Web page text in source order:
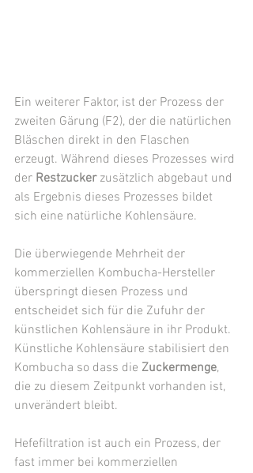
Ein weiterer Faktor, ist der Prozess der
zweiten Gärung (F2), der die natürlichen
Bläschen direkt in den Flaschen
erzeugt. Während dieses Prozesses wird
der Restzucker zusätzlich abgebaut und
als Ergebnis dieses Prozesses bildet
sich eine natürliche Kohlensäure.
Die überwiegende Mehrheit der
kommerziellen Kombucha-Hersteller
überspringt diesen Prozess und
entscheidet sich für die Zufuhr der
künstlichen Kohlensäure in ihr Produkt.
Künstliche Kohlensäure stabilisiert den
Kombucha so dass die Zuckermenge,
die zu diesem Zeitpunkt vorhanden ist,
unverändert bleibt.
Hefefiltration ist auch ein Prozess, der
fast immer bei kommerziellen